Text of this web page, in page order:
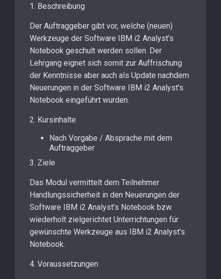
1. Beschreibung
Der Auftraggeber gibt vor, welche (neuen)
Werkzeuge der Software IBM i2 Analyst’s
Notebook geschult werden sollen. Der
Lehrgang eignet sich somit zur Auffrischung
der Kenntnisse aber auch als Update nachdem
Neuerungen in der Software IBM i2 Analyst’s
Notebook eingeführt wurden.
2. Kursinhalte
Nach Vorgabe / Absprache mit dem
Auftraggeber
3. Ziele
Das Modul vermittelt dem Teilnehmer
Handlungssicherheit in den Neuerungen der
Software IBM i2 Analyst’s Notebook bzw.
wiederholt zielgerichtet Unterrichtungen für
gewünschte Werkzeuge aus IBM i2 Analyst’s
Notebook.
4. Voraussetzungen